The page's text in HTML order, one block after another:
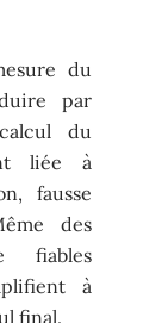
du
par
du
liée à
fausse
des
fiables
à
final.